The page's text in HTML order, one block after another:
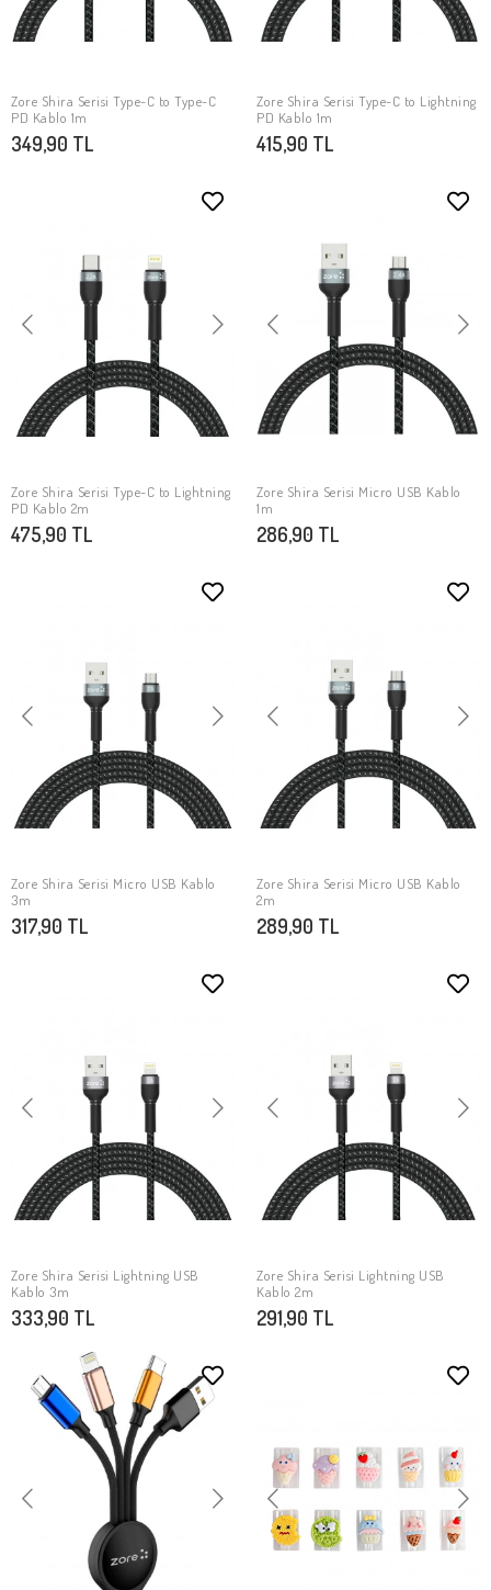
SEPETE EKLE
Zore Shira Serisi Type-C to Type-C
PD Kablo 1m
349,90 TL
SEPETE EKLE
Zore Shira Serisi Type-C to Lightning
PD Kablo 1m
415,90 TL
SEPETE EKLE
Zore Shira Serisi Type-C to Lightning
PD Kablo 2m
475,90 TL
SEPETE EKLE
Zore Shira Serisi Micro USB Kablo
1m
286,90 TL
SEPETE EKLE
Zore Shira Serisi Micro USB Kablo
3m
317,90 TL
SEPETE EKLE
Zore Shira Serisi Micro USB Kablo
2m
289,90 TL
SEPETE EKLE
Zore Shira Serisi Lightning USB
Kablo 3m
333,90 TL
SEPETE EKLE
Zore Shira Serisi Lightning USB
Kablo 2m
291,90 TL